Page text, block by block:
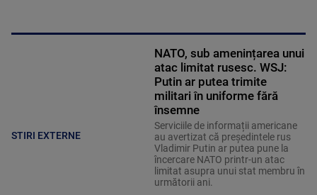
STIRI EXTERNE
NATO, sub amenințarea unui
atac limitat rusesc. WSJ:
Putin ar putea trimite
militari în uniforme fără
însemne
Serviciile de informații americane
au avertizat că președintele rus
Vladimir Putin ar putea pune la
încercare NATO printr-un atac
limitat asupra unui stat membru în
următorii ani.